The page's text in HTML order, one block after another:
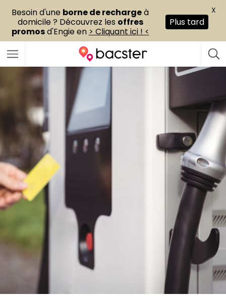
Besoin d'une borne de rechargeà
domicile ? Découvrez les offres
promosd'Engie en > Cliquant ici ! <
Plus tard
X